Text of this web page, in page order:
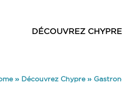
DÉCOUVREZ CHYPRE
» Découvrez Chypre»